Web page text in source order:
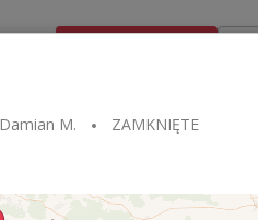
Damian M. ZAMKNIĘTE